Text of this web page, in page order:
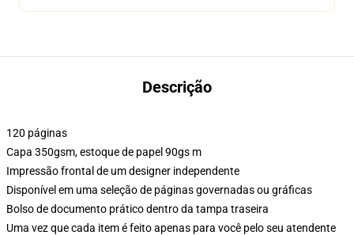
Descrição
120 páginas
Capa 350gsm, estoque de papel 90gs m
Impressão frontal de um designer independente
Disponível em uma seleção de páginas governadas ou gráficas
Bolso de documento prático dentro da tampa traseira
Uma vez que cada item é feito apenas para você pelo seu atendente